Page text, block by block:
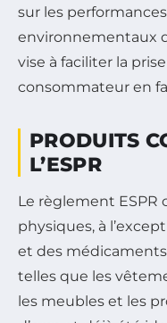
sur les
environnementaux
vise à faciliter la
consommateur en
PRODUITS
L’ESPR
Le règlement ESPR
physiques, à
et des
telles que les
les meubles et les